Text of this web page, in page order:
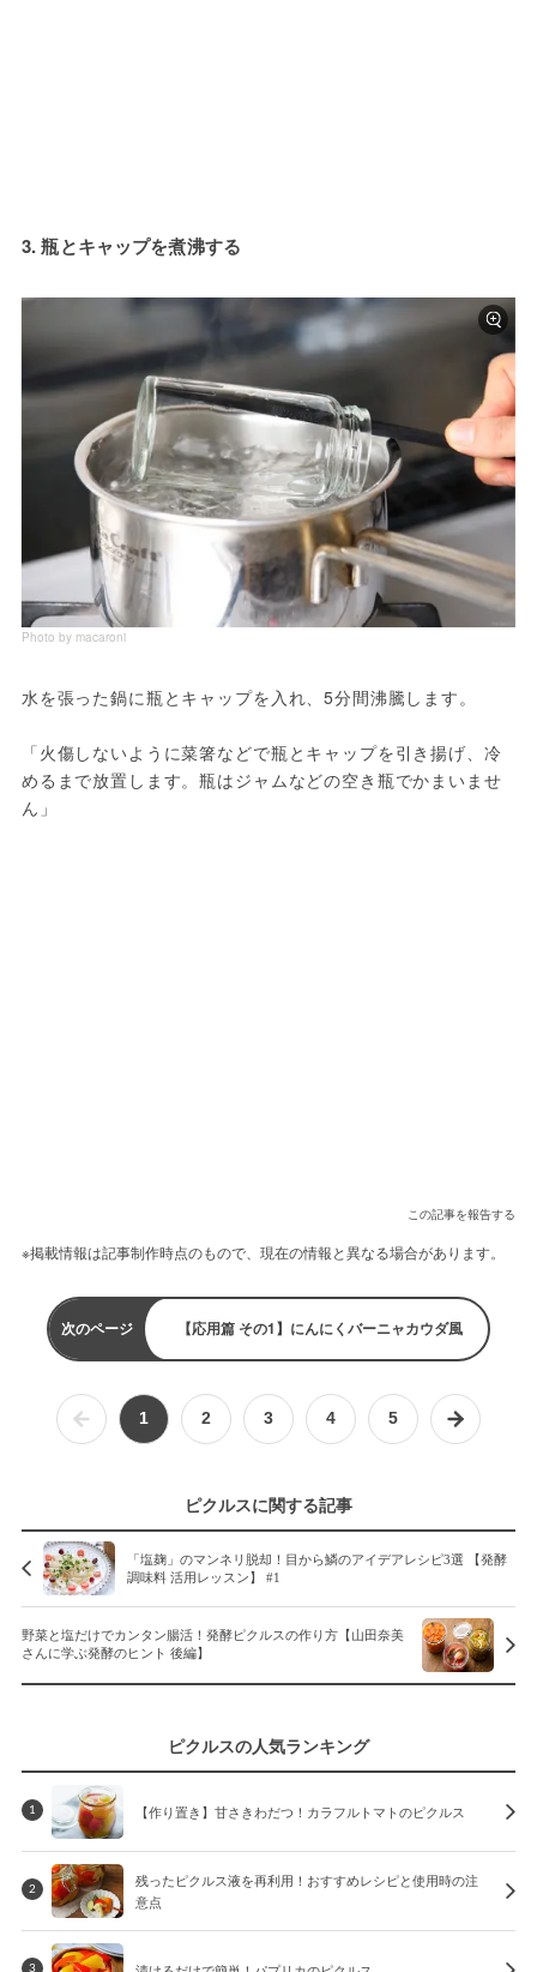
3. 瓶とキャップを煮沸する
Photo by macaroni
水を張った鍋に瓶とキャップを入れ、5分間沸騰します。
「火傷しないように菜箸などで瓶とキャップを引き揚げ、冷
めるまで放置します。瓶はジャムなどの空き瓶でかまいませ
ん」
この記事を報告する
※掲載情報は記事制作時点のもので、現在の情報と異なる場合があります。
次のページ 【応用篇 その1】にんにくバーニャカウダ風
1 2 3 4 5
ピクルスに関する記事
「塩麹」のマンネリ脱却！目から鱗のアイデアレシピ3選 【発酵
調味料 活用レッスン】 #1
野菜と塩だけでカンタン腸活！発酵ピクルスの作り方【山田奈美
さんに学ぶ発酵のヒント 後編】
ピクルスの人気ランキング
1 【作り置き】甘さきわだつ！カラフルトマトのピクルス
2
残ったピクルス液を再利用！おすすめレシピと使用時の注
意点
3